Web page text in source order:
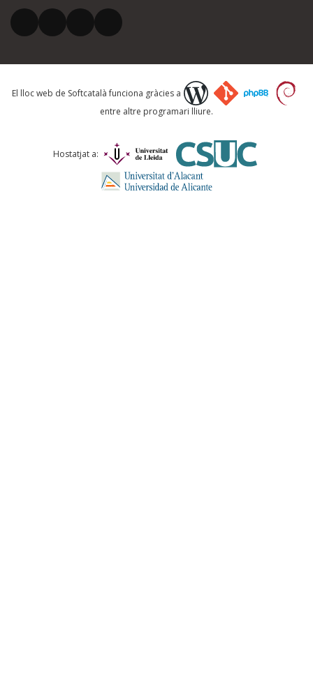
El vostre correu electrònic *
Què proposeu?
Comentari *
El lloc web de Softcatalà funciona gràcies a
entre altre programari lliure.
Hostatjat a: